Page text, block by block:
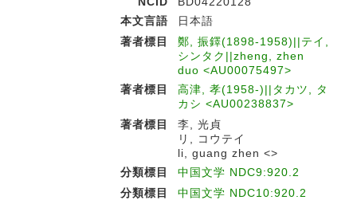
本文言語
日本語
著者標目
鄭, 振鐸(1898-1958)||テイ,
シンタク||zheng, zhen
duo <AU00075497>
著者標目
高津, 孝(1958-)||タカツ, タ
カシ <AU00238837>
著者標目
李, 光貞
リ, コウテイ
li, guang zhen <>
分類標目
中国文学 NDC9:920.2
分類標目
中国文学 NDC10:920.2